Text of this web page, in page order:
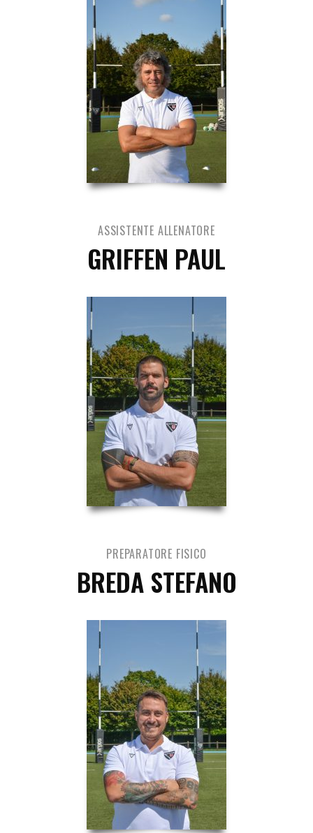
ASSISTENTE ALLENATORE
GRIFFEN PAUL
PREPARATORE FISICO
BREDA STEFANO